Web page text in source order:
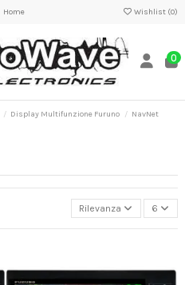
Home Wishlist (0)
0
Display Multifunzione Furuno
NavNet
Rilevanza 6